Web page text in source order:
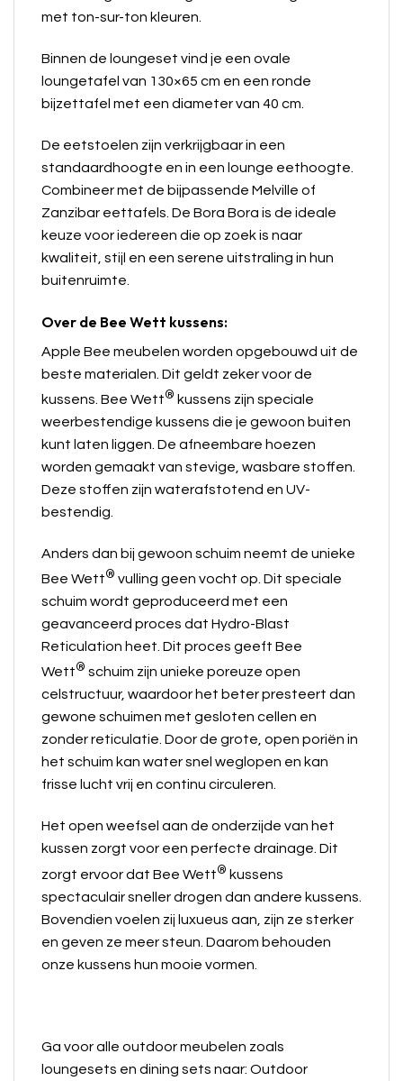
met ton-sur-ton kleuren.
Binnen de loungeset vind je een ovale
loungetafel van 130×65 cm en een ronde
bijzettafel met een diameter van 40 cm.
De eetstoelen zijn verkrijgbaar in een
standaardhoogte en in een lounge eethoogte.
Combineer met de bijpassende Melville of
Zanzibar eettafels. De Bora Bora is de ideale
keuze voor iedereen die op zoek is naar
kwaliteit, stijl en een serene uitstraling in hun
buitenruimte.
Over de Bee Wett kussens:
Apple Bee meubelen worden opgebouwd uit de
beste materialen. Dit geldt zeker voor de
kussens. Bee Wett® kussens zijn speciale
weerbestendige kussens die je gewoon buiten
kunt laten liggen. De afneembare hoezen
worden gemaakt van stevige, wasbare stoffen.
Deze stoffen zijn waterafstotend en UV-
bestendig.
Anders dan bij gewoon schuim neemt de unieke
Bee Wett® vulling geen vocht op. Dit speciale
schuim wordt geproduceerd met een
geavanceerd proces dat Hydro-Blast
Reticulation heet. Dit proces geeft Bee
Wett® schuim zijn unieke poreuze open
celstructuur, waardoor het beter presteert dan
gewone schuimen met gesloten cellen en
zonder reticulatie. Door de grote, open poriën in
het schuim kan water snel weglopen en kan
frisse lucht vrij en continu circuleren.
Het open weefsel aan de onderzijde van het
kussen zorgt voor een perfecte drainage. Dit
zorgt ervoor dat Bee Wett® kussens
spectaculair sneller drogen dan andere kussens.
Bovendien voelen zij luxueus aan, zijn ze sterker
en geven ze meer steun. Daarom behouden
onze kussens hun mooie vormen.
Ga voor alle outdoor meubelen zoals
loungesets en dining sets naar: Outdoor